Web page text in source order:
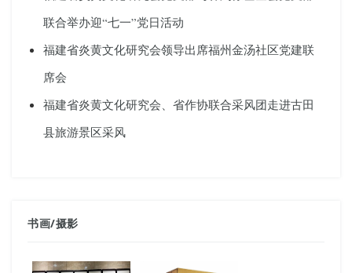
联合举办迎“七一”党日活动
福建省炎黄文化研究会领导出席福州金汤社区党建联
席会
福建省炎黄文化研究会、省作协联合采风团走进古田
县旅游景区采风
书画/摄影